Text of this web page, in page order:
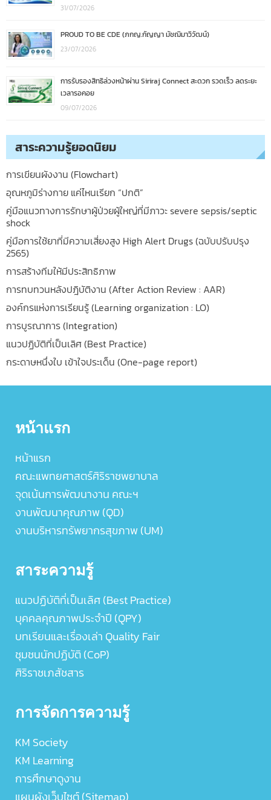
31/07/2026
PROUD TO BE CDE (ภกญ.กัญญา มัชฌิมาวิวัฒน์)
23/07/2026
การรับรองสิทธิล่วงหน้าผ่าน Siriraj Connect สะดวก รวดเร็ว ลดระยะ
เวลารอคอย
09/07/2026
สาระความรู้ยอดนิยม
การเขียนผังงาน (Flowchart)
อุณหภูมิร่างกาย แค่ไหนเรียก “ปกติ”
คู่มือแนวทางการรักษาผู้ป่วยผู้ใหญ่ที่มีภาวะ severe sepsis/septic
shock
คู่มือการใช้ยาที่มีความเสี่ยงสูง High Alert Drugs (ฉบับปรับปรุง
2565)
การสร้างทีมให้มีประสิทธิภาพ
การทบทวนหลังปฎิบัติงาน (After Action Review : AAR)
องค์กรแห่งการเรียนรู้ (Learning organization : LO)
การบูรณาการ (Integration)
แนวปฏิบัติที่เป็นเลิศ (Best Practice)
กระดาษหนึ่งใบ เข้าใจประเด็น (One-page report)
หน้าแรก
หน้าแรก
คณะแพทยศาสตร์ศิริราชพยาบาล
จุดเน้นการพัฒนางาน คณะฯ
งานพัฒนาคุณภาพ (QD)
งานบริหารทรัพยากรสุขภาพ (UM)
สาระความรู้
แนวปฏิบัติที่เป็นเลิศ (Best Practice)
บุคคลคุณภาพประจำปี (QPY)
บทเรียนและเรื่องเล่า Quality Fair
ชุมชนนักปฏิบัติ (CoP)
ศิริราชเภสัชสาร
การจัดการความรู้
KM Society
KM Learning
การศึกษาดูงาน
แผนผังเว็บไซต์ (Sitemap)